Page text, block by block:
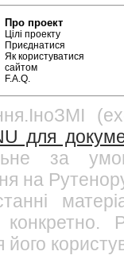
Про проект
Цілі проекту
Приєднатися
Як користуватися
сайтом
F.A.Q.
для
за
на
його